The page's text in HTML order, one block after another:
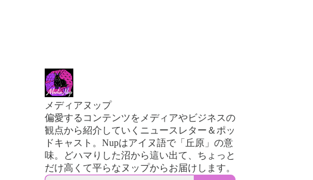
メディアヌップ
偏愛するコンテンツをメディアやビジネスの
観点から紹介していくニュースレター＆ポッ
ドキャスト。Nupはアイヌ語で「丘原」の意
味。どハマりした沼から這い出て、ちょっと
だけ高くて平らなヌップからお届けします。